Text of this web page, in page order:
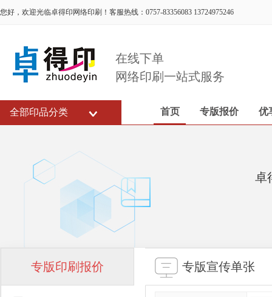
您好，欢迎光临卓得印网络印刷！客服热线：0757-83356083 13724975246
在线下单
网络印刷一站式服务
全部印品分类 首页 专版报价 优
卓
专版印刷报价 专版宣传单张